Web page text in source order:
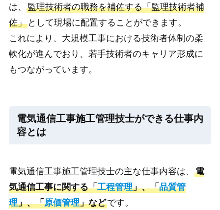
は、 監理技術者の職務を補佐する「監理技術者補
佐」として現場に配置することができます。
これにより、大規模工事における技術者体制の柔
軟化が進んでおり、若手技術者のキャリア形成に
もつながっています。
電気通信工事施工管理技士ができる仕事内
容とは
電気通信工事施工管理技士の主な仕事内容は、 電
気通信工事に関する「工程管理」、「品質管
理」、「原価管理」などです。